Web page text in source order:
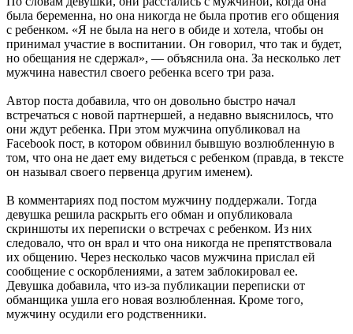
была беременна, но она никогда не была против его общения
с ребенком. «Я не была на него в обиде и хотела, чтобы он
принимал участие в воспитании. Он говорил, что так и будет,
но обещания не сдержал», — объяснила она. За несколько лет
мужчина навестил своего ребенка всего три раза.
Автор поста добавила, что он довольно быстро начал
встречаться с новой партнершей, а недавно выяснилось, что
они ждут ребенка. При этом мужчина опубликовал на
Facebook пост, в котором обвинил бывшую возлюбленную в
том, что она не дает ему видеться с ребенком (правда, в тексте
он называл своего первенца другим именем).
В комментариях под постом мужчину поддержали. Тогда
девушка решила раскрыть его обман и опубликовала
скриншоты их переписки о встречах с ребенком. Из них
следовало, что он врал и что она никогда не препятствовала
их общению. Через несколько часов мужчина прислал ей
сообщение с оскорблениями, а затем заблокировал ее.
Девушка добавила, что из-за публикации переписки от
обманщика ушла его новая возлюбленная. Кроме того,
мужчину осудили его родственники.